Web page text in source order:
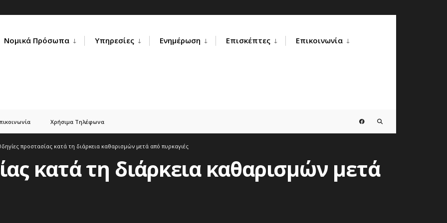
Νομικά Πρόσωπα Υπηρεσίες Ενημέρωση Επισκέπτες Επικοινωνία
Χρήσιμα Τηλέφωνα
προστασίας κατά τη διάρκεια καθαρισμών μετά από πυρκαγιές
κατά τη διάρκεια καθαρισμών μετά